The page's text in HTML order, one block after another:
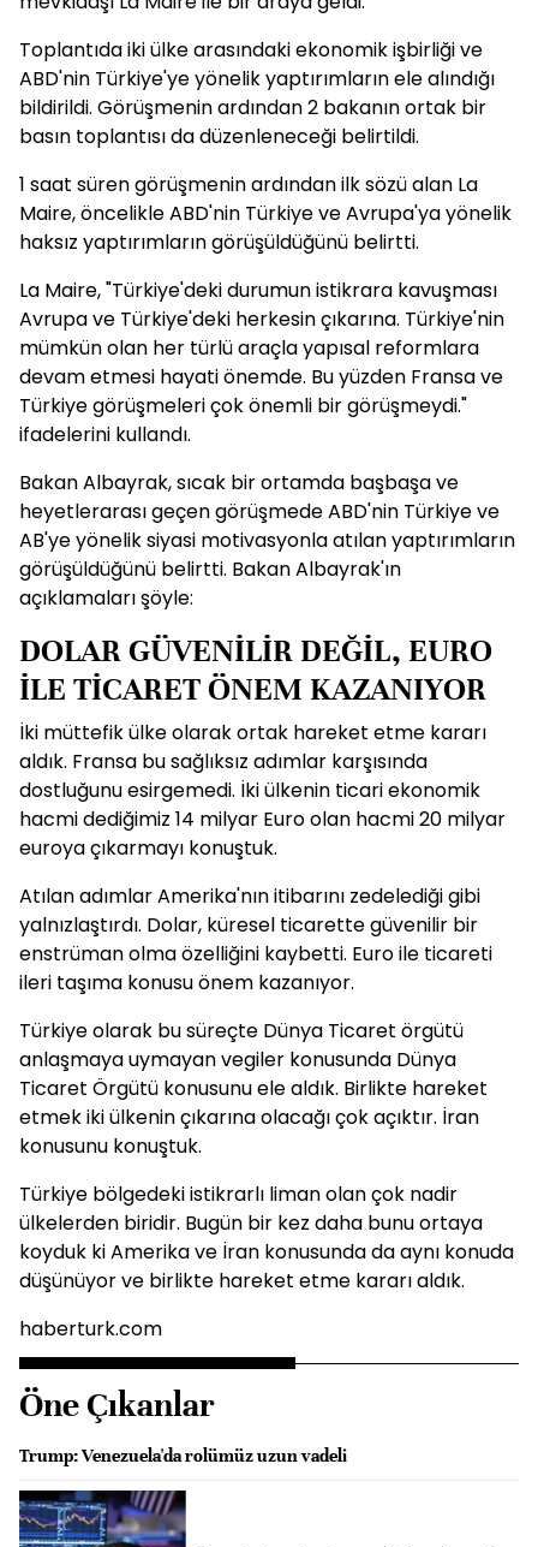
Toplantıda iki ülke arasındaki ekonomik işbirliği ve
ABD'nin Türkiye'ye yönelik yaptırımların ele alındığı
bildirildi. Görüşmenin ardından 2 bakanın ortak bir
basın toplantısı da düzenleneceği belirtildi.
1 saat süren görüşmenin ardından ilk sözü alan La
Maire, öncelikle ABD'nin Türkiye ve Avrupa'ya yönelik
haksız yaptırımların görüşüldüğünü belirtti.
La Maire, "Türkiye'deki durumun istikrara kavuşması
Avrupa ve Türkiye'deki herkesin çıkarına. Türkiye'nin
mümkün olan her türlü araçla yapısal reformlara
devam etmesi hayati önemde. Bu yüzden Fransa ve
Türkiye görüşmeleri çok önemli bir görüşmeydi."
ifadelerini kullandı.
Bakan Albayrak, sıcak bir ortamda başbaşa ve
heyetlerarası geçen görüşmede ABD'nin Türkiye ve
AB'ye yönelik siyasi motivasyonla atılan yaptırımların
görüşüldüğünü belirtti. Bakan Albayrak'ın
açıklamaları şöyle:
DOLAR GÜVENİLİR DEĞİL, EURO
İLE TİCARET ÖNEM KAZANIYOR
İki müttefik ülke olarak ortak hareket etme kararı
aldık. Fransa bu sağlıksız adımlar karşısında
dostluğunu esirgemedi. İki ülkenin ticari ekonomik
hacmi dediğimiz 14 milyar Euro olan hacmi 20 milyar
euroya çıkarmayı konuştuk.
Atılan adımlar Amerika'nın itibarını zedelediği gibi
yalnızlaştırdı. Dolar, küresel ticarette güvenilir bir
enstrüman olma özelliğini kaybetti. Euro ile ticareti
ileri taşıma konusu önem kazanıyor.
Türkiye olarak bu süreçte Dünya Ticaret örgütü
anlaşmaya uymayan vegiler konusunda Dünya
Ticaret Örgütü konusunu ele aldık. Birlikte hareket
etmek iki ülkenin çıkarına olacağı çok açıktır. İran
konusunu konuştuk.
Türkiye bölgedeki istikrarlı liman olan çok nadir
ülkelerden biridir. Bugün bir kez daha bunu ortaya
koyduk ki Amerika ve İran konusunda da aynı konuda
düşünüyor ve birlikte hareket etme kararı aldık.
haberturk.com
Öne Çıkanlar
Trump: Venezuela'da rolümüz uzun vadeli